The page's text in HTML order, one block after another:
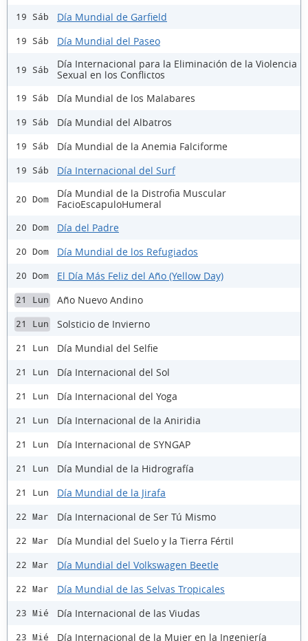
19 Sáb Día Mundial de Garfield
19 Sáb Día Mundial del Paseo
19 Sáb
Día Internacional para la Eliminación de la Violencia
Sexual en los Conflictos
19 Sáb Día Mundial de los Malabares
19 Sáb Día Mundial del Albatros
19 Sáb Día Mundial de la Anemia Falciforme
19 Sáb Día Internacional del Surf
20 Dom
Día Mundial de la Distrofia Muscular
FacioEscapuloHumeral
20 Dom Día del Padre
20 Dom Día Mundial de los Refugiados
20 Dom El Día Más Feliz del Año (Yellow Day)
21 Lun Año Nuevo Andino
21 Lun Solsticio de Invierno
21 Lun Día Mundial del Selfie
21 Lun Día Internacional del Sol
21 Lun Día Internacional del Yoga
21 Lun Día Internacional de la Aniridia
21 Lun Día Internacional de SYNGAP
21 Lun Día Mundial de la Hidrografía
21 Lun Día Mundial de la Jirafa
22 Mar Día Internacional de Ser Tú Mismo
22 Mar Día Mundial del Suelo y la Tierra Fértil
22 Mar Día Mundial del Volkswagen Beetle
22 Mar Día Mundial de las Selvas Tropicales
23 Mié Día Internacional de las Viudas
23 Mié Día Internacional de la Mujer en la Ingeniería